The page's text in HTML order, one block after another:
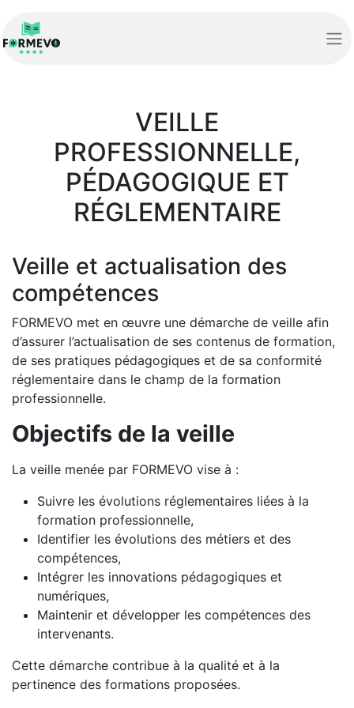
VEILLE
PROFESSIONNELLE,
PÉDAGOGIQUE ET
RÉGLEMENTAIRE
Veille et actualisation des
compétences
FORMEVO met en œuvre une démarche de veille afin
d’assurer l’actualisation de ses contenus de formation,
de ses pratiques pédagogiques et de sa conformité
réglementaire dans le champ de la formation
professionnelle.
Objectifs de la veille
La veille menée par FORMEVO vise à :
Suivre les évolutions réglementaires liées à la
formation professionnelle,
Identifier les évolutions des métiers et des
compétences,
Intégrer les innovations pédagogiques et
numériques,
Maintenir et développer les compétences des
intervenants.
Cette démarche contribue à la qualité et à la
pertinence des formations proposées.